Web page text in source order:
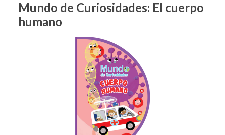
Mundo de Curiosidades: El cuerpo
humano